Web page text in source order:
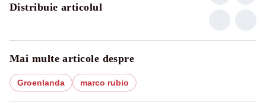
Distribuie articolul
Mai multe articole despre
Groenlanda marco rubio